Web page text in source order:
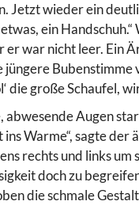
Jetzt wieder ein
ein
war nicht leer. Ein
jüngere
die große Schaufel,
Augen
Warme“, sagte
rechts und links um
doch zu
die schmale